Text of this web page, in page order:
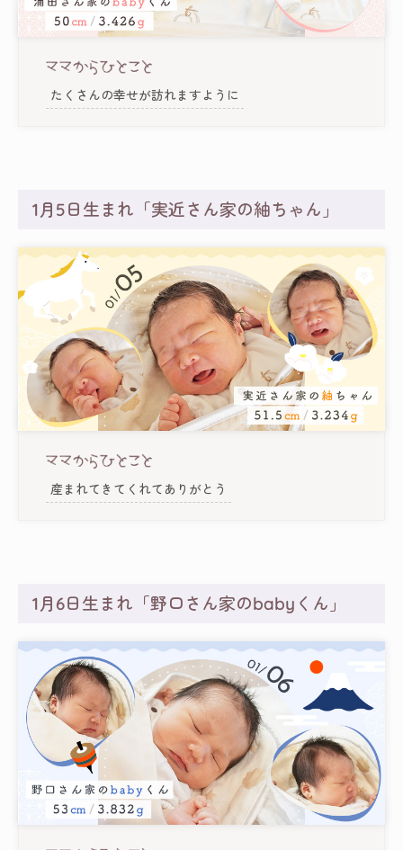
たくさんの幸せが訪れますように
1月5日生まれ「実近さん家の紬ちゃん」
産まれてきてくれてありがとう
1月6日生まれ「野口さん家のbabyくん」